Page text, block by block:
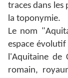
traces dans les
la toponymie.
Le nom
espace
l'Aquitaine de
romain,